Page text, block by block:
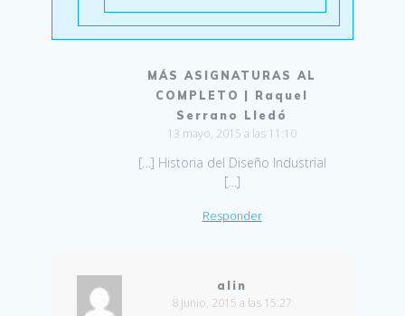
MÁS ASIGNATURAS AL
COMPLETO | Raquel
Serrano Lledó
13 mayo, 2015 a las 11:10
[…] Historia del Diseño Industrial
[…]
Responder
alin
8 junio, 2015 a las 15:27